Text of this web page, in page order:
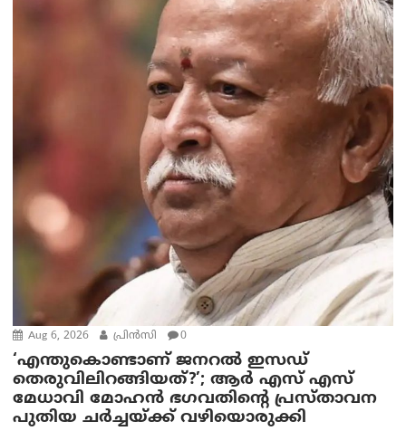
Aug 6, 2026 പ്രിന്‍സി 0
‘എന്തുകൊണ്ടാണ് ജനറൽ ഇസഡ്
തെരുവിലിറങ്ങിയത്?’; ആര്‍ എസ് എസ്
മേധാവി മോഹൻ ഭഗവതിന്റെ പ്രസ്താവന
പുതിയ ചര്‍ച്ചയ്ക്ക് വഴിയൊരുക്കി